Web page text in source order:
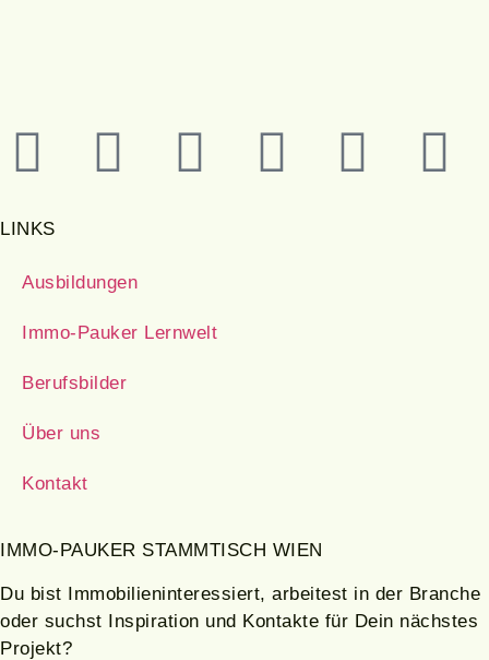
LINKS
Ausbildungen
Immo-Pauker Lernwelt
Berufsbilder
Über uns
Kontakt
IMMO-PAUKER STAMMTISCH WIEN
Du bist Immobilieninteressiert, arbeitest in der Branche
oder suchst Inspiration und Kontakte für Dein nächstes
Projekt?